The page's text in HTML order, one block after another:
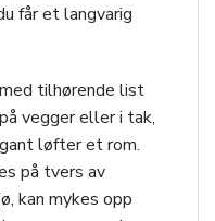
får et langvarig
tilhørende list
vegger eller i tak,
løfter et rom.
på tvers av
kan mykes opp